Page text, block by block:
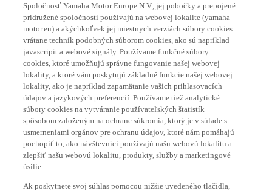
Spoločnosť Yamaha Motor Europe N.V., jej pobočky a prepojené
pridružené spoločnosti používajú na webovej lokalite (yamaha-
motor.eu) a akýchkoľvek jej miestnych verziách súbory cookies
vrátane techník podobných súborom cookies, ako sú napríklad
javascripit a webové signály. Používame funkčné súbory
cookies, ktoré umožňujú správne fungovanie našej webovej
lokality, a ktoré vám poskytujú základné funkcie našej webovej
lokality, ako je napríklad zapamätanie vašich prihlasovacích
údajov a jazykových preferencií. Používame tiež analytické
súbory cookies na vytváranie používateľských štatistík
spôsobom založeným na ochrane súkromia, ktorý je v súlade s
usmerneniami orgánov pre ochranu údajov, ktoré nám pomáhajú
pochopiť to, ako návštevníci používajú našu webovú lokalitu a
zlepšiť našu webovú lokalitu, produkty, služby a marketingové
úsilie.
Ak poskytnete svoj súhlas pomocou nižšie uvedeného tlačidla,